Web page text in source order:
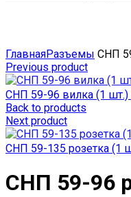
ГлавнаяРазъемы СНП
Previous product
СНП 59-96 вилка (1 шт.)
Back to products
Next product
СНП 59-135 розетка (1
СНП 59-96